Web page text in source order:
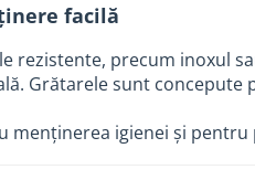
facilă
rezistente, precum inoxul
Grătarele sunt
menținerea igienei și